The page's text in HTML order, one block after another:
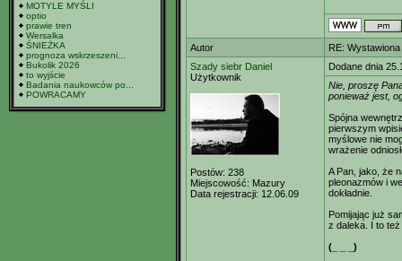
MOTYLE MYŚLI
optio
prawie tren
Wersalka
ŚNIEŻKA
prognoza wskrzeszeni...
Bukolik 2026
to wyjście
Badania naukowców po...
POWRACAMY
Autor
RE:
Szady siebr Daniel
Użytkownik
Postów: 238
Miejscowość: Mazury
Data rejestracji: 12.06.09
Dodane dnia
Nie, proszę
ponieważ jest,
Spójna
pierwszym
myślowe nie
wrażenie
A Pan, jako, że
pleonazmów i
dokładnie.
Pomijając już
z daleka. I to też
(_ _ _)